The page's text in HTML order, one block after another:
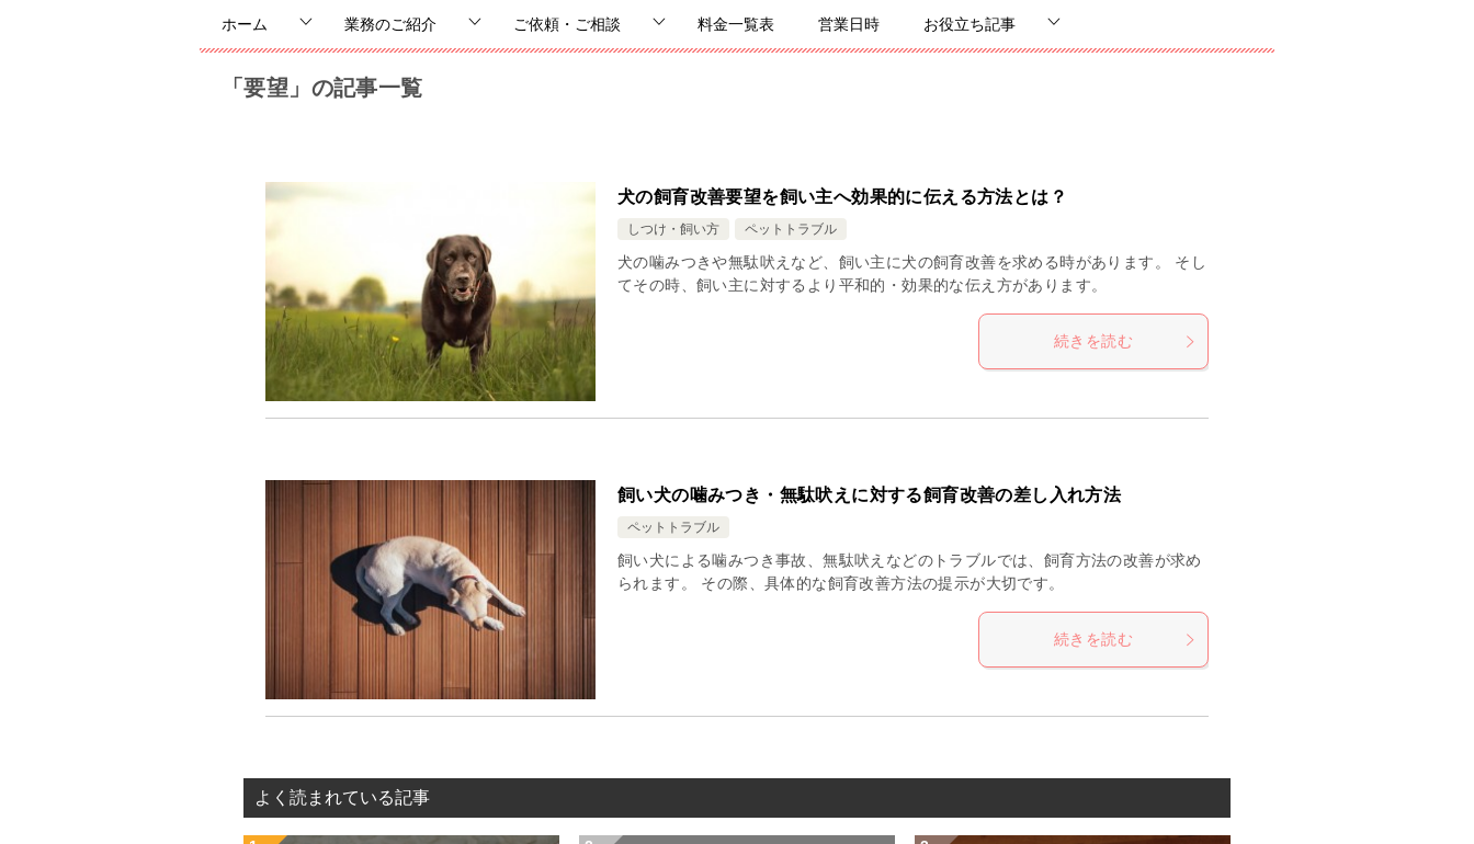
ホーム 業務のご紹介 ご依頼・ご相談 料金一覧表 営業日時 お役立ち記事
「要望」の記事一覧
犬の飼育改善要望を飼い主へ効果的に伝える方法とは？
しつけ・飼い方 ペットトラブル
犬の噛みつきや無駄吠えなど、飼い主に犬の飼育改善を求める時があります。 そし
てその時、飼い主に対するより平和的・効果的な伝え方があります。
続きを読む
飼い犬の噛みつき・無駄吠えに対する飼育改善の差し入れ方法
ペットトラブル
飼い犬による噛みつき事故、無駄吠えなどのトラブルでは、飼育方法の改善が求め
られます。 その際、具体的な飼育改善方法の提示が大切です。
続きを読む
よく読まれている記事